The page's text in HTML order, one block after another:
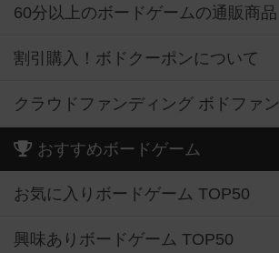
60分以上のボードゲームの通販商品
割引購入！ボドクーポンについて
クラウドファンディング ボドファン
おすすめボードゲーム
お気に入りボードゲーム TOP50
興味ありボードゲーム TOP50